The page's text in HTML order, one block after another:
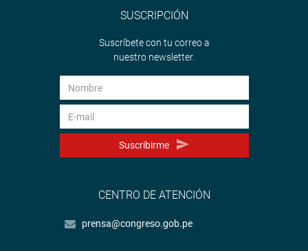
SUSCRIPCIÓN
Suscríbete con tu correo a
nuestro newsletter.
Suscribirme
CENTRO DE ATENCIÓN
prensa@congreso.gob.pe